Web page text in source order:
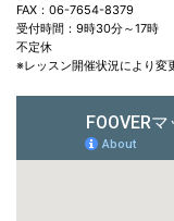
FAX：06-7654-8379
受付時間：9時30分～17時
不定休
※レッスン開催状況により変